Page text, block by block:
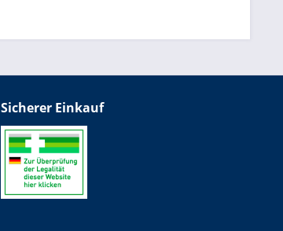
Sicherer Einkauf